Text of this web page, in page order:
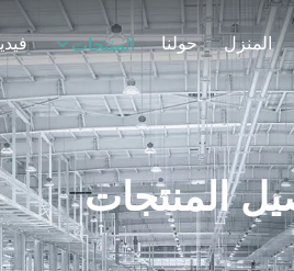
المنزل حولنا المنتجات
المنتجات